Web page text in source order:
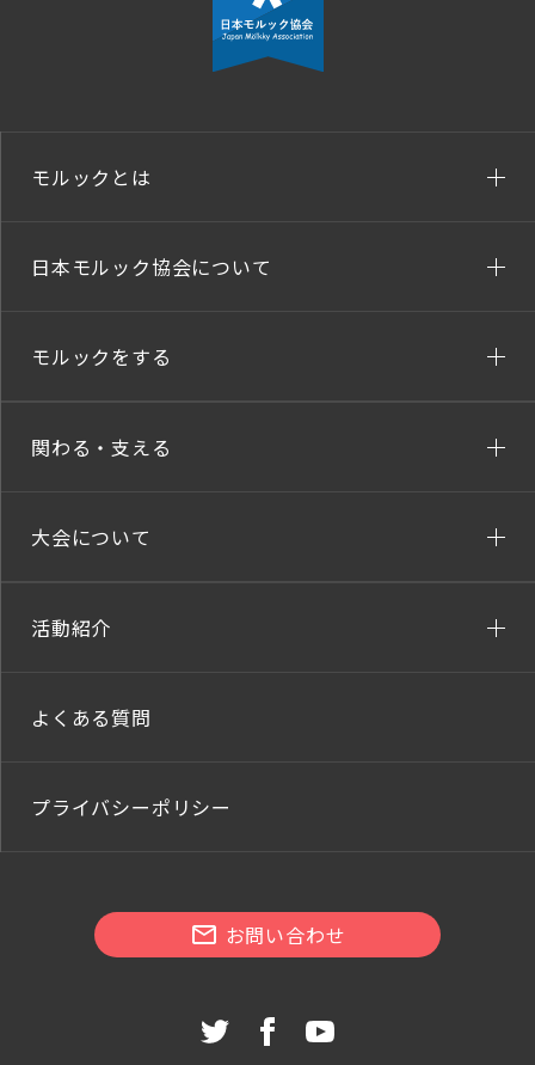
モルックとは
日本モルック協会について
モルックをする
関わる・支える
大会について
活動紹介
よくある質問
プライバシーポリシー
お問い合わせ